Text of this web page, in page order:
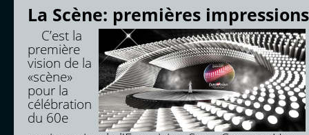
La Scène: premières impressions
C’est la
première
vision de la
«scène»
pour la
célébration
du 60e